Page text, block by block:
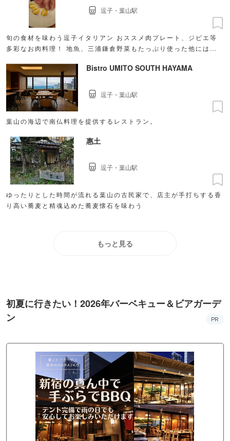
旬の食材を味わう逗子イタリアン おススメ肉プレート、ジビエ等
多彩なお肉料理！ 地魚、三浦鎌倉野菜もたっぷり使った他にはな
逗子・葉山駅
Bistro UMITO SOUTH HAYAMA
葉山の海辺で南仏料理を提供するレストラン。
逗子・葉山駅
惠土
ゆったりとした時間が流れる葉山の古民家で、店主が手打ちする香
り高い蕎麦と精魂込めた蕎麦懐石を味わう
逗子・葉山駅
もっと見る
初夏に行きたい！2026年バーベキュー＆ビアガーデ
ン
PR